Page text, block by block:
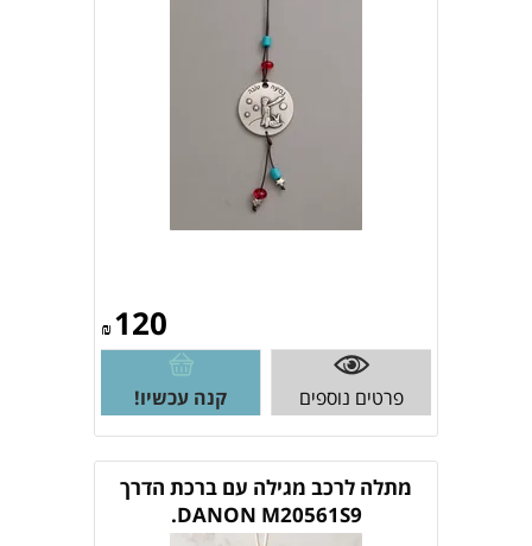
₪120
פרטים נוספים קנה עכשיו!
מתלה לרכב מגילה עם ברכת הדרך
DANON M20561S9.